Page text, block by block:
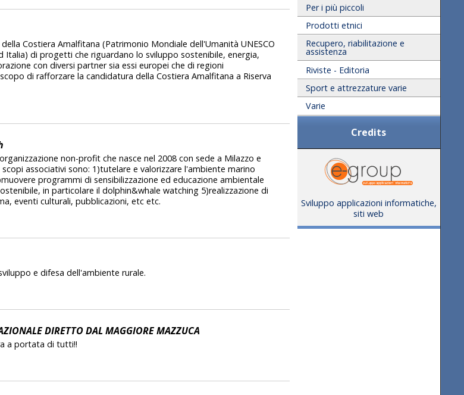
Costiera Amalfitana (Patrimonio Mondiale dell'Umanità UNESCO
Italia) di progetti che riguardano lo sviluppo sostenibile, energia,
con diversi partner sia essi europei che di regioni
di rafforzare la candidatura della Costiera Amalfitana a Riserva
non-profit che nasce nel 2008 con sede a Milazzo e
associativi sono: 1)tutelare e valorizzare l'ambiente marino
programmi di sensibilizzazione ed educazione ambientale
in particolare il dolphin&whale watching 5)realizzazione di
eventi culturali, pubblicazioni, etc etc.
e difesa dell'ambiente rurale.
DIRETTO DAL MAGGIORE MAZZUCA
a portata di tutti!!
Per i più piccoli
Prodotti etnici
Recupero, riabilitazione e
assistenza
Riviste - Editoria
Sport e attrezzature varie
Varie
Credits
Sviluppo applicazioni informatiche,
siti web